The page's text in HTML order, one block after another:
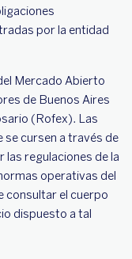
por la entidad
Mercado Abierto
de Buenos Aires
(Rofex). Las
se cursen a través de
las regulaciones de la
operativas del
consultar el cuerpo
dispuesto a tal